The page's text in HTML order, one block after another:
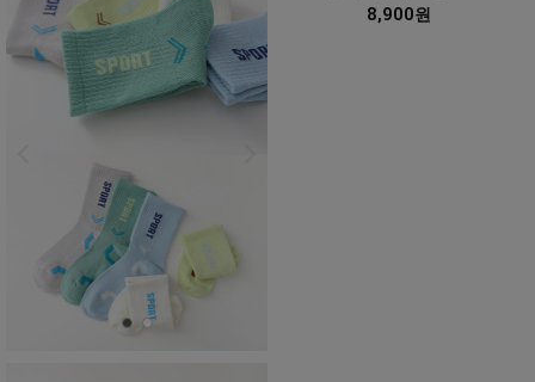
8,900원